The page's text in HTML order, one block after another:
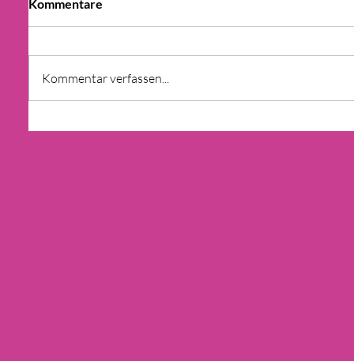
GdW BERICHT: BAU UND
Kommentare
Kommentar verfassen...